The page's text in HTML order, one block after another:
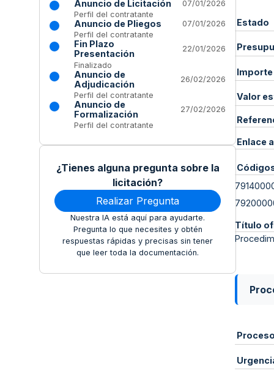
Anuncio de Licitación
07/01/2026
Perfil del contratante
Anuncio de Pliegos
07/01/2026
Perfil del contratante
Fin Plazo
Presentación
22/01/2026
Finalizado
Anuncio de
Adjudicación
26/02/2026
Perfil del contratante
Anuncio de
Formalización
27/02/2026
Perfil del contratante
¿Tienes alguna pregunta sobre la
licitación?
Realizar Pregunta
Nuestra IA está aquí para ayudarte.
Pregunta lo que necesites y obtén
respuestas rápidas y precisas sin tener
que leer toda la documentación.
Estado
Valor
Enlace
Título
Proceso